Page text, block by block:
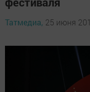
Татмедиа, 25 июня